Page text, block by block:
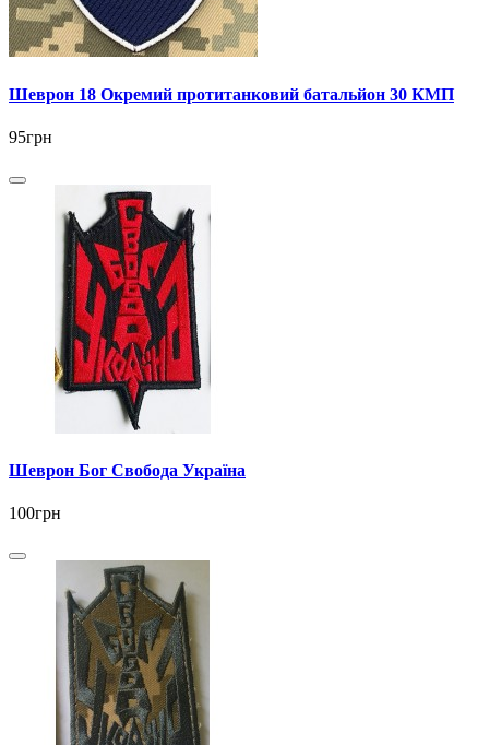
Шеврон 18 Окремий протитанковий батальйон 30 КМП
95грн
Шеврон Бог Свобода Україна
100грн